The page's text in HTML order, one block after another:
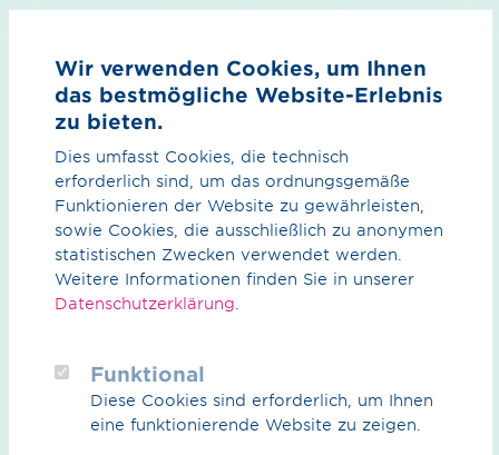
Nach abgeschlossener positiver Prüfung,
erhalten Sie von uns den
Reservierungsvertrag.
Unterzeichnen Sie den Vertrag innerhalb
der Bindefrist und schicken Sie ihn an uns
zurück.
Der Vertragsabschluss ist erfolgt und die
angefragte Kapazität reserviert.
Reservierungsentgelt
Wir verwenden Cookies, um Ihnen
das bestmögliche Website-Erlebnis
zu bieten.
Dies umfasst Cookies, die technisch
erforderlich sind, um das ordnungsgemäße
Funktionieren der Website zu gewährleisten,
sowie Cookies, die ausschließlich zu anonymen
statistischen Zwecken verwendet werden.
Weitere Informationen finden Sie in unserer
Datenschutzerklärung
Funktional
Diese Cookies sind erforderlich, um Ihnen
eine funktionierende Website zu zeigen.